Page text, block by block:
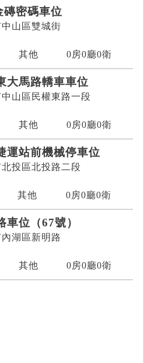
磚密碼車位
山區雙城街
其他 0房0廳0衛
大馬路轎車車位
山區民權東路一段
其他 0房0廳0衛
運站前機械停車位
投區北投路二段
其他 0房0廳0衛
車位（67號）
湖區新明路
其他 0房0廳0衛